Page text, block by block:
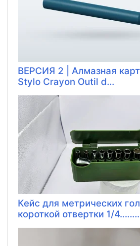
ВЕРСИЯ 2 | Алмазная
Stylo Crayon Outil d...
Кейс для метрических
короткой отвертки 1/4........